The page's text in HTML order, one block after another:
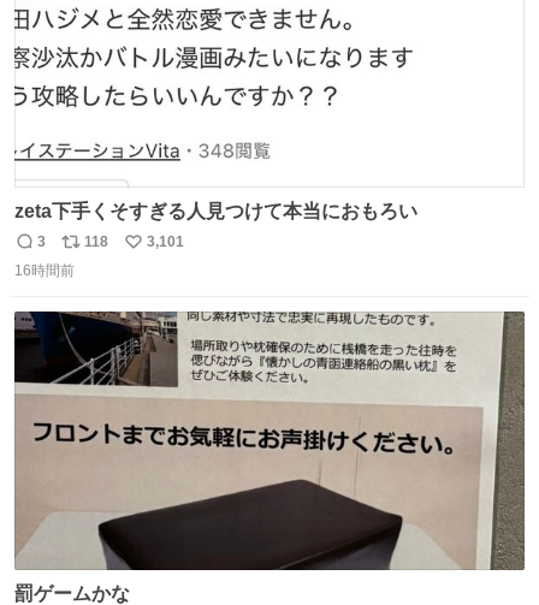
zeta下手くそすぎる人見つけて本当におもろい
返
信
3
リ
ポ
ト
数
118
い
数
3,101
16時間前
罰ゲームかな